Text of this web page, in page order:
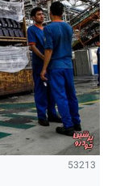
53213